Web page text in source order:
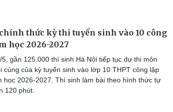
thức kỳ thi tuyển sinh vào 10 công
học 2026-2027
5, gần 125.000 thí sinh Hà Nội tiếp tục dự thi môn
cùng của kỳ tuyển sinh vào lớp 10 THPT công lập
học 2026-2027. Thí sinh làm bài theo hình thức tự
120 phút.